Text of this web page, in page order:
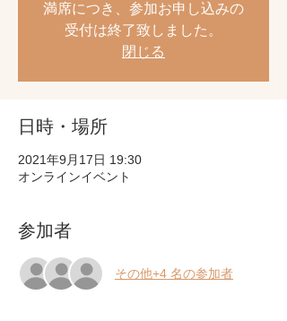
満席につき、参加お申し込みの
受付は終了致しました。
閉じる
日時・場所
2021年9月17日 19:30
オンラインイベント
参加者
その他+4 名の参加者